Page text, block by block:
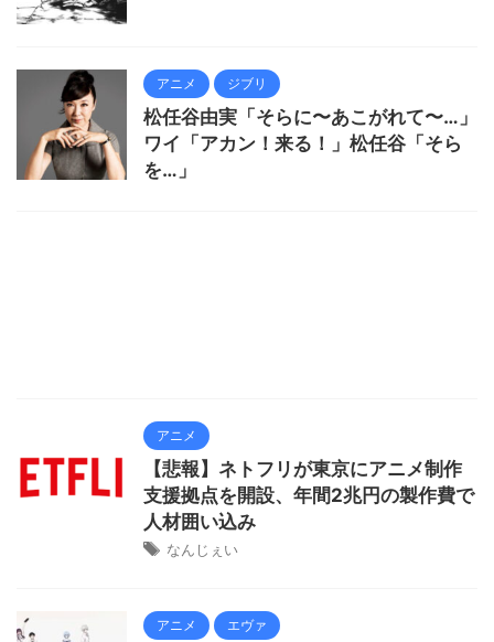
アニメ ジブリ
松任谷由実「そらに〜あこがれて〜…」
ワイ「アカン！来る！」松任谷「そら
を…」
アニメ
【悲報】ネトフリが東京にアニメ制作
支援拠点を開設、年間2兆円の製作費で
人材囲い込み
なんじぇい
アニメ エヴァ